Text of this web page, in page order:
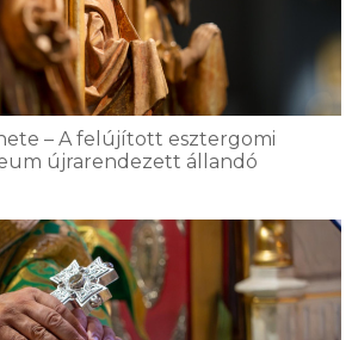
– A felújított esztergomi
újrarendezett állandó